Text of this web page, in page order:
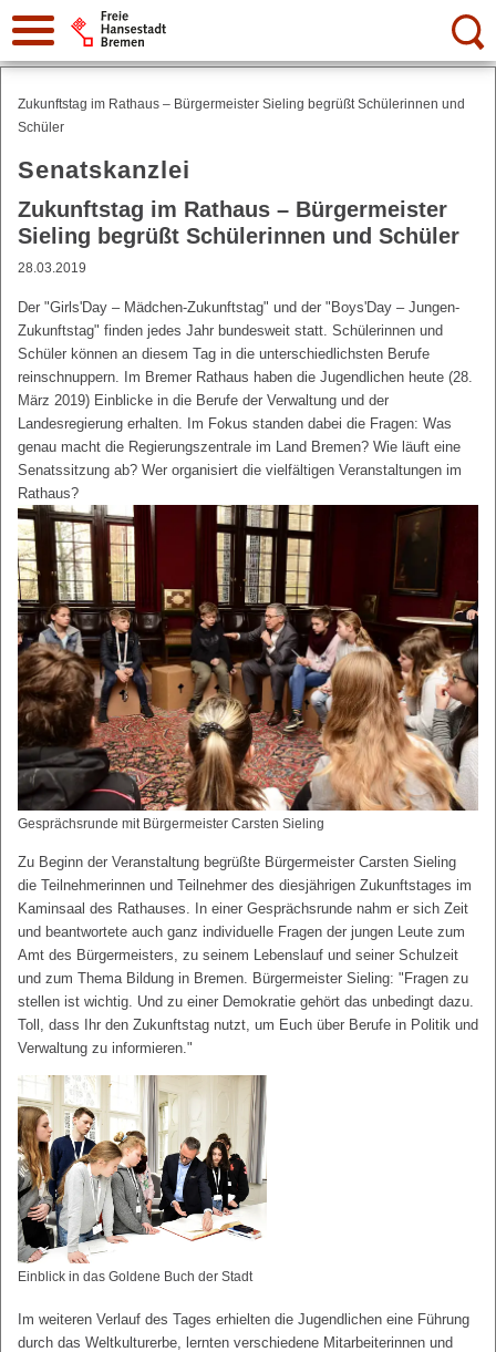
Suche:
Zukunftstag im Rathaus – Bürgermeister Sieling begrüßt Schülerinnen und
Schüler
Senatskanzlei
Zukunftstag im Rathaus – Bürgermeister
Sieling begrüßt Schülerinnen und Schüler
28.03.2019
Der "Girls'Day – Mädchen-Zukunftstag" und der "Boys'Day – Jungen-
Zukunftstag" finden jedes Jahr bundesweit statt. Schülerinnen und
Schüler können an diesem Tag in die unterschiedlichsten Berufe
reinschnuppern. Im Bremer Rathaus haben die Jugendlichen heute (28.
März 2019) Einblicke in die Berufe der Verwaltung und der
Landesregierung erhalten. Im Fokus standen dabei die Fragen: Was
genau macht die Regierungszentrale im Land Bremen? Wie läuft eine
Senatssitzung ab? Wer organisiert die vielfältigen Veranstaltungen im
Rathaus?
Gesprächsrunde mit Bürgermeister Carsten Sieling
Zu Beginn der Veranstaltung begrüßte Bürgermeister Carsten Sieling
die Teilnehmerinnen und Teilnehmer des diesjährigen Zukunftstages im
Kaminsaal des Rathauses. In einer Gesprächsrunde nahm er sich Zeit
und beantwortete auch ganz individuelle Fragen der jungen Leute zum
Amt des Bürgermeisters, zu seinem Lebenslauf und seiner Schulzeit
und zum Thema Bildung in Bremen. Bürgermeister Sieling: "Fragen zu
stellen ist wichtig. Und zu einer Demokratie gehört das unbedingt dazu.
Toll, dass Ihr den Zukunftstag nutzt, um Euch über Berufe in Politik und
Verwaltung zu informieren."
Einblick in das Goldene Buch der Stadt
Im weiteren Verlauf des Tages erhielten die Jugendlichen eine Führung
durch das Weltkulturerbe, lernten verschiedene Mitarbeiterinnen und